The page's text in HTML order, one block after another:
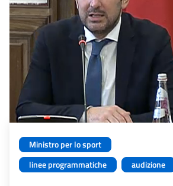
Ministro per lo sport
linee programmatiche
audizione